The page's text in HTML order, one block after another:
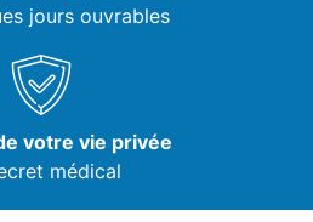
jours ouvrables
votre vie privée
médical